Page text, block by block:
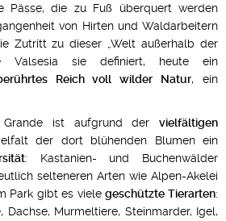
Pässe, die zu Fuß überquert werden
von Hirten und Waldarbeitern
Zutritt zu dieser „Welt außerhalb der
Valsesia sie definiert, heute ein
Reich voll wilder Natur, ein
Grande ist aufgrund der vielfältigen
der dort blühenden Blumen ein
: Kastanien- und Buchenwälder
selteneren Arten wie Alpen-Akelei
Park gibt es vielegeschützte Tierarten:
Dachse, Murmeltiere, Steinmarder, Igel,